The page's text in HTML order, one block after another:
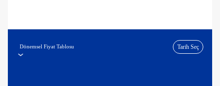
Dönemsel Fiyat Tablosu Tarih Seç